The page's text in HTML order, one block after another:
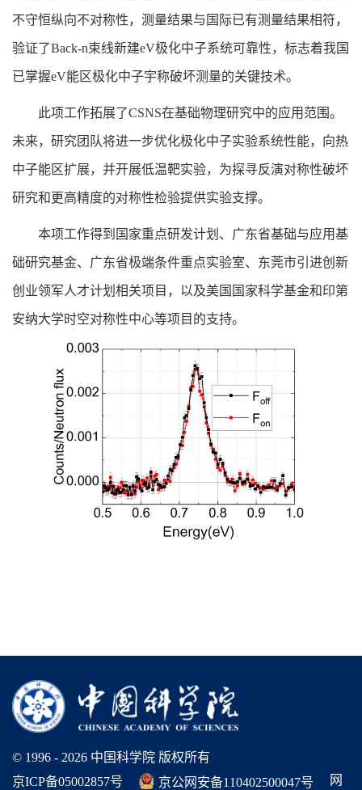
不守恒纵向不对称性，测量结果与国际已有测量结果相符，
验证了Back-n束线新建eV极化中子系统可靠性，标志着我国
已掌握eV能区极化中子宇称破坏测量的关键技术。
此项工作拓展了CSNS在基础物理研究中的应用范围。
未来，研究团队将进一步优化极化中子实验系统性能，向热
中子能区扩展，并开展低温靶实验，为探寻反演对称性破坏
研究和更高精度的对称性检验提供实验支撑。
本项工作得到国家重点研发计划、广东省基础与应用基
础研究基金、广东省极端条件重点实验室、东莞市引进创新
创业领军人才计划相关项目，以及美国国家科学基金和印第
安纳大学时空对称性中心等项目的支持。
© 1996 - 2026 中国科学院 版权所有
京ICP备05002857号
京公网安备110402500047号 网